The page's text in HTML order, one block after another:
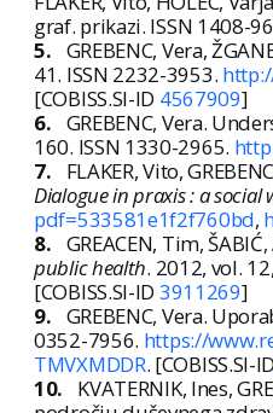
graf. prikazi. ISSN 1408-
5. GREBENC, Vera,
41. ISSN 2232-3953.
[COBISS.SI-ID 4567909]
6. GREBENC, Vera.
160. ISSN 1330-2965.
7.
FLAKER, Vito,
Dialogue in praxis : a
pdf=533581e1f2f760bd,
8. GREACEN, Tim,
public health. 2012, vol.
[COBISS.SI-ID 3911269]
9. GREBENC, Vera.
0352-7956. https://
TMVXMDDR. [COBISS.SI-ID
10.
KVATERNIK, Ines,